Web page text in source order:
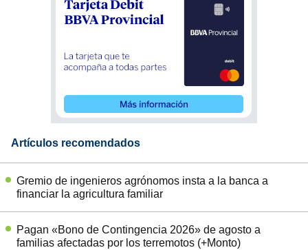
Artículos recomendados
Gremio de ingenieros agrónomos insta a la banca a
financiar la agricultura familiar
Pagan «Bono de Contingencia 2026» de agosto a
familias afectadas por los terremotos (+Monto)